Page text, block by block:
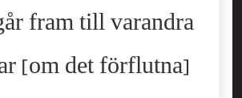
fram till varandra
[om det förflutna]